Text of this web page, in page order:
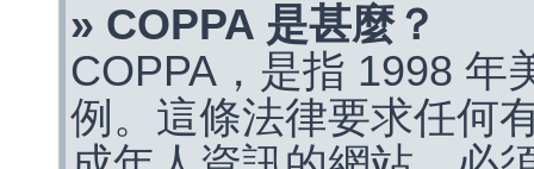
» COPPA 是甚麼？
COPPA，是指 1998 年
例。這條法律要求任何